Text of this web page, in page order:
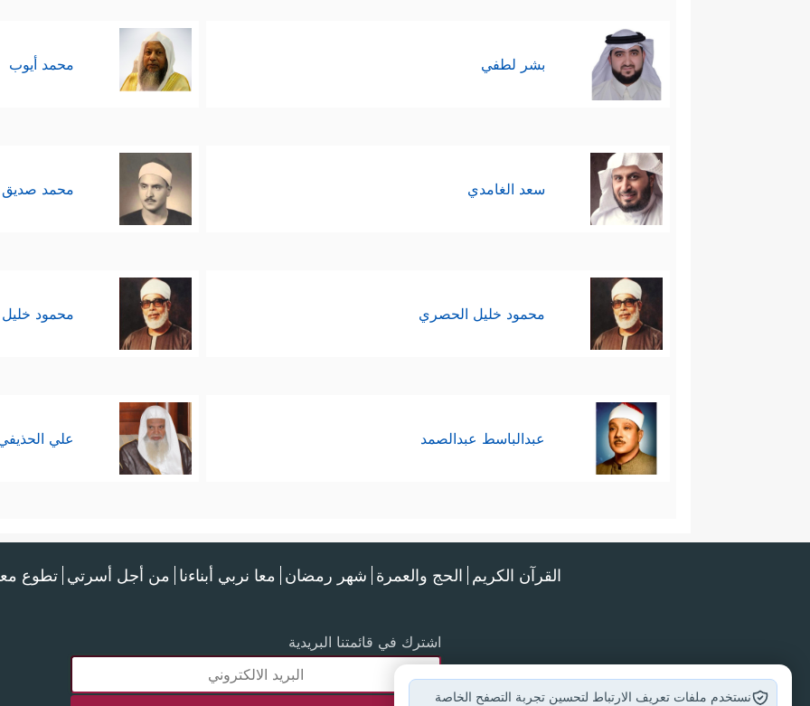
بشر لطفي محمد أيوب
سعد الغامدي محمد صديق
محمود خليل الحصري محمود
عبدالباسط عبدالصمد علي
القرآن الكريم الحج والعمرة شهر رمضان معا نربي أبناءنا من أجل أسرتي تطوع
اشترك في قائمتنا البريدية
نستخدم ملفات تعريف الارتباط لتحسين تجربة التصفح الخاصة